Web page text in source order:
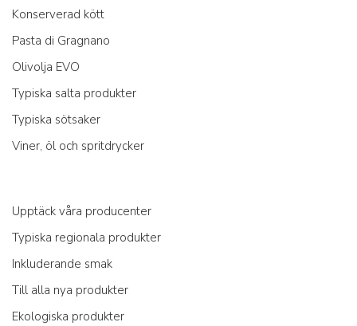
Konserverad kött
Pasta di Gragnano
Olivolja EVO
Typiska salta produkter
Typiska sötsaker
Viner, öl och spritdrycker
Upptäck våra producenter
Typiska regionala produkter
Inkluderande smak
Till alla nya produkter
Ekologiska produkter